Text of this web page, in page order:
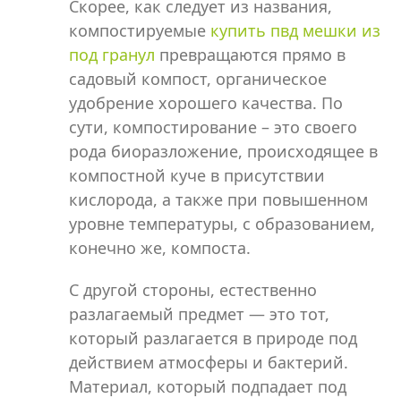
Скорее, как следует из названия,
компостируемые купить пвд мешки из
под гранул превращаются прямо в
садовый компост, органическое
удобрение хорошего качества. По
сути, компостирование – это своего
рода биоразложение, происходящее в
компостной куче в присутствии
кислорода, а также при повышенном
уровне температуры, с образованием,
конечно же, компоста.
С другой стороны, естественно
разлагаемый предмет — это тот,
который разлагается в природе под
действием атмосферы и бактерий.
Материал, который подпадает под